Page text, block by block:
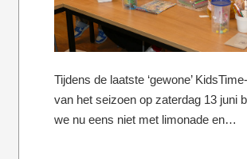
Tijdens de laatste ‘gewone’
van het seizoen op zaterdag 13 juni
we nu eens niet met limonade en…